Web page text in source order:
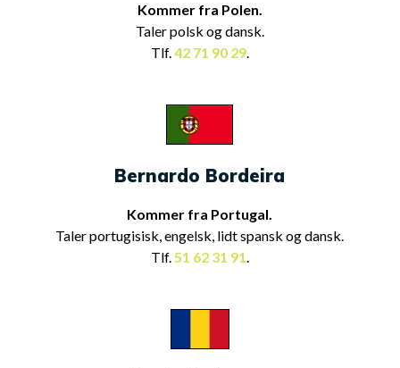
Kommer fra Polen.
Taler polsk og dansk.
Tlf.42 71 90 29.
Bernardo Bordeira
Kommer fra Portugal.
Taler portugisisk, engelsk, lidt spansk og dansk.
Tlf.51 62 31 91.